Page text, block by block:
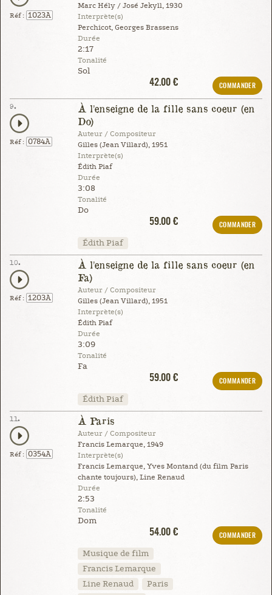
Réf : 1023A
Marc Hély / José Jekyll, 1930
Interprète(s)
Perchicot, Georges Brassens
Durée
2:17
Tonalité
Sol
42.00 €
COMMANDER
9.
Réf : 0784A
À l'enseigne de la fille sans coeur (en
Do)
Auteur / Compositeur
Gilles (Jean Villard), 1951
Interprète(s)
Édith Piaf
Durée
3:08
Tonalité
Do
59.00 €
COMMANDER
Édith Piaf
10.
Réf : 1203A
À l'enseigne de la fille sans coeur (en
Fa)
Auteur / Compositeur
Gilles (Jean Villard), 1951
Interprète(s)
Édith Piaf
Durée
3:09
Tonalité
Fa
59.00 €
COMMANDER
Édith Piaf
11.
Réf : 0354A
À Paris
Auteur / Compositeur
Francis Lemarque, 1949
Interprète(s)
Francis Lemarque, Yves Montand (du film Paris
chante toujours), Line Renaud
Durée
2:53
Tonalité
Dom
54.00 €
COMMANDER
Musique de film
Francis Lemarque
Line Renaud
Paris